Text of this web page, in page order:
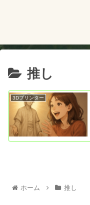
推し
3Dプリンター
ホーム 推し